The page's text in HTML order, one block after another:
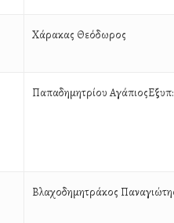
Χάρακας Θεόδωρος
Παπαδημητρίου
Βλαχοδημητράκος